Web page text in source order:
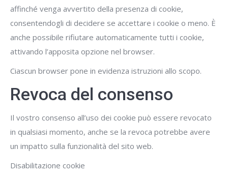
affinché venga avvertito della presenza di cookie,
consentendogli di decidere se accettare i cookie o meno. È
anche possibile rifiutare automaticamente tutti i cookie,
attivando l’apposita opzione nel browser.
Ciascun browser pone in evidenza istruzioni allo scopo.
Revoca del consenso
Il vostro consenso all’uso dei cookie può essere revocato
in qualsiasi momento, anche se la revoca potrebbe avere
un impatto sulla funzionalità del sito web.
Disabilitazione cookie